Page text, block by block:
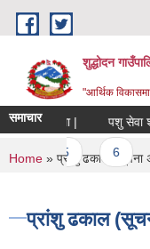
Skip to main content
शुद्धोदन
"आर्थिक
समाचार| पशु सेवा
6 7
You are
Home » प्रांशु ढकाल (सूचना
प्रांशु ढकाल